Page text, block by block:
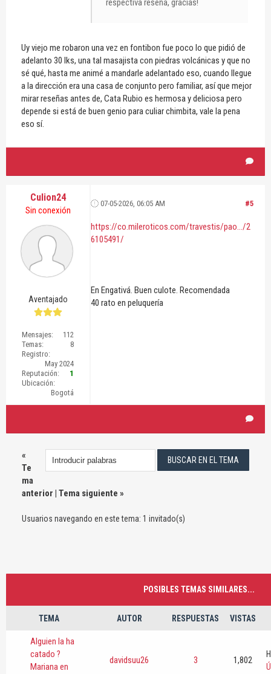
respectiva reseña, gracias!
Uy viejo me robaron una vez en fontibon fue poco lo que pidió de
adelanto 30 lks, una tal masajista con piedras volcánicas y que no
sé qué, hasta me animé a mandarle adelantado eso, cuando llegue
a la dirección era una casa de conjunto pero familiar, así que mejor
mirar reseñas antes de, Cata Rubio es hermosa y deliciosa pero
depende si está de buen genio para culiar chimbita, vale la pena
eso sí.
Culion24
Sin conexión
Aventajado
Mensajes:
112
Temas:
8
Registro:
May 2024
Reputación:
1
Ubicación:
Bogotá
#5
07-05-2026, 06:05 AM
https://co.mileroticos.com/travestis/pao.../2
6105491/
En Engativá. Buen culote. Recomendada
40 rato en peluquería
«
Te
ma
anterior | Tema siguiente »
Usuarios navegando en este tema: 1 invitado(s)
POSIBLES TEMAS SIMILARES...
TEMA AUTOR RESPUESTAS VISTAS
Alguien la ha
catado ?
Mariana en
davidsuu26 3 1,802